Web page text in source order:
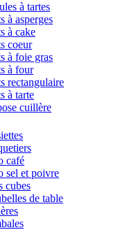
à tartes
à asperges
à cake
coeur
à foie gras
à four
rectangulaire
à tarte
cuillère
café
sel et poivre
cubes
de table